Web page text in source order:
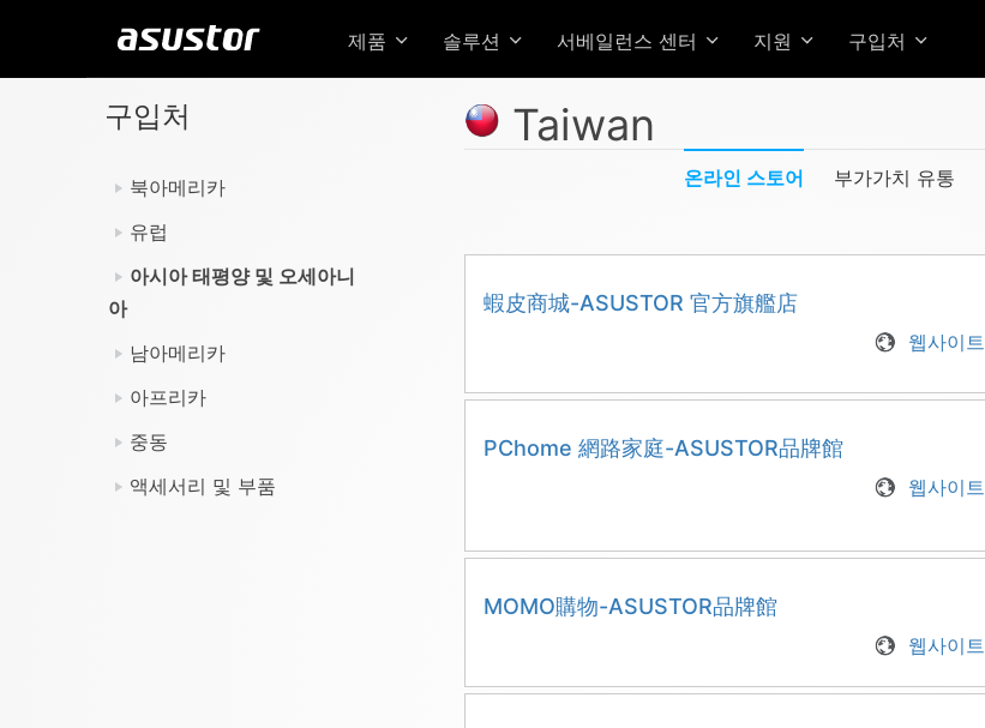
제품 솔루션 서베일런스 센터 지원 구입처
구입처
북아메리카
유럽
아시아 태평양 및 오세아니
아
남아메리카
아프리카
중동
액세서리 및 부품
Taiwan
온라인 스토어 부가가치 유통
蝦皮商城-ASUSTOR 官方旗艦店
웹사이트
PChome 網路家庭-ASUSTOR品牌館
웹사이트
MOMO購物-ASUSTOR品牌館
웹사이트